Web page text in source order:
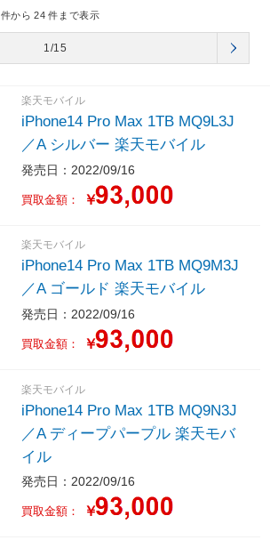
件から 24 件まで表示
1/15
楽天モバイル
iPhone14 Pro Max 1TB MQ9L3J
／A シルバー 楽天モバイル
発売日：2022/09/16
買取金額： ￥
楽天モバイル
iPhone14 Pro Max 1TB MQ9M3J
／A ゴールド 楽天モバイル
発売日：2022/09/16
買取金額： ￥
楽天モバイル
iPhone14 Pro Max 1TB MQ9N3J
／A ディープパープル 楽天モバ
イル
発売日：2022/09/16
買取金額： ￥